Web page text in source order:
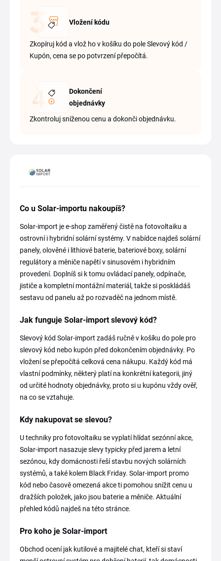
Vložení kódu
Zkopíruj kód a vlož ho v košíku do pole Slevový kód /
Kupón, cena se po potvrzení přepočítá.
Dokončení
objednávky
Zkontroluj sníženou cenu a dokonči objednávku.
Co u Solar-importu nakoupíš?
Solar-import je e-shop zaměřený čistě na fotovoltaiku a
ostrovní i hybridní solární systémy. V nabídce najdeš solární
panely, olověné i lithiové baterie, bateriové boxy, solární
regulátory a měniče napětí v sinusovém i hybridním
provedení. Doplníš si k tomu ovládací panely, odpínače,
jističe a kompletní montážní materiál, takže si poskládáš
sestavu od panelu až po rozvaděč na jednom místě.
Jak funguje Solar-import slevový kód?
Slevový kód Solar-import zadáš ručně v košíku do pole pro
slevový kód nebo kupón před dokončením objednávky. Po
vložení se přepočítá celková cena nákupu. Každý kód má
vlastní podmínky, některý platí na konkrétní kategorii, jiný
od určité hodnoty objednávky, proto si u kupónu vždy ověř,
na co se vztahuje.
Kdy nakupovat se slevou?
U techniky pro fotovoltaiku se vyplatí hlídat sezónní akce,
Solar-import nasazuje slevy typicky před jarem a letní
sezónou, kdy domácnosti řeší stavbu nových solárních
systémů, a také kolem Black Friday. Solar-import promo
kód nebo časově omezená akce ti pomohou snížit cenu u
dražších položek, jako jsou baterie a měniče. Aktuální
přehled kódů najdeš na této stránce.
Pro koho je Solar-import
Obchod ocení jak kutilové a majitelé chat, kteří si staví